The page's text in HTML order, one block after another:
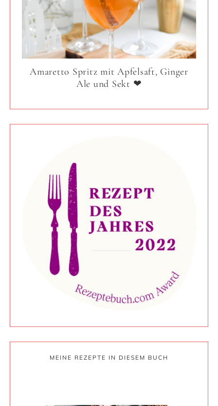
Amaretto Spritz mit Apfelsaft, Ginger
Ale und Sekt ❤
MEINE REZEPTE IN DIESEM BUCH